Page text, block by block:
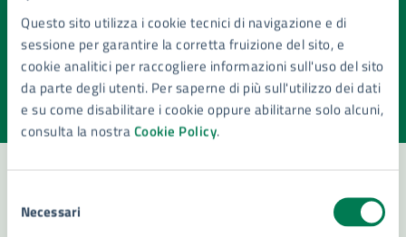
Questo sito utilizza i cookie tecnici di navigazione e di
sessione per garantire la corretta fruizione del sito, e
cookie analitici per raccogliere informazioni sull'uso del sito
da parte degli utenti. Per saperne di più sull'utilizzo dei dati
e su come disabilitare i cookie oppure abilitarne solo alcuni,
consulta la nostraCookie Policy.
delNecessari
Quanto sono chiare le informazioni su questa
pagina?
Valuta la chiarezza delle informazioni (da 1 a 5 stelle)
Seleziona il numero di stelle per valutare la chiarezza delle
Valuta 5 stelle su 5
Valuta 4 stelle su 5
Valuta 3 stelle su 5
Valuta 2 stelle su 5
Valuta 1 stelle su 5
Contatta il comune